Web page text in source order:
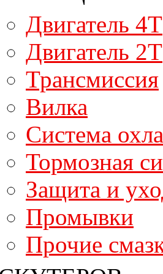
Двигатель 4T
Двигатель 2T
Трансмиссия
Вилка
Система
Тормозная
Защита и
Промывки
Прочие